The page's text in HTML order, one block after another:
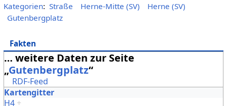
Kategorien: Straße Herne-Mitte (SV)
Herne (SV)
Gutenbergplatz
Fakten
… weitere Daten zur Seite
„Gutenbergplatz“
RDF-Feed
Kartengitter
H4 +